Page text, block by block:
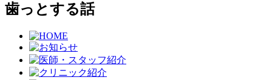
歯っとする話